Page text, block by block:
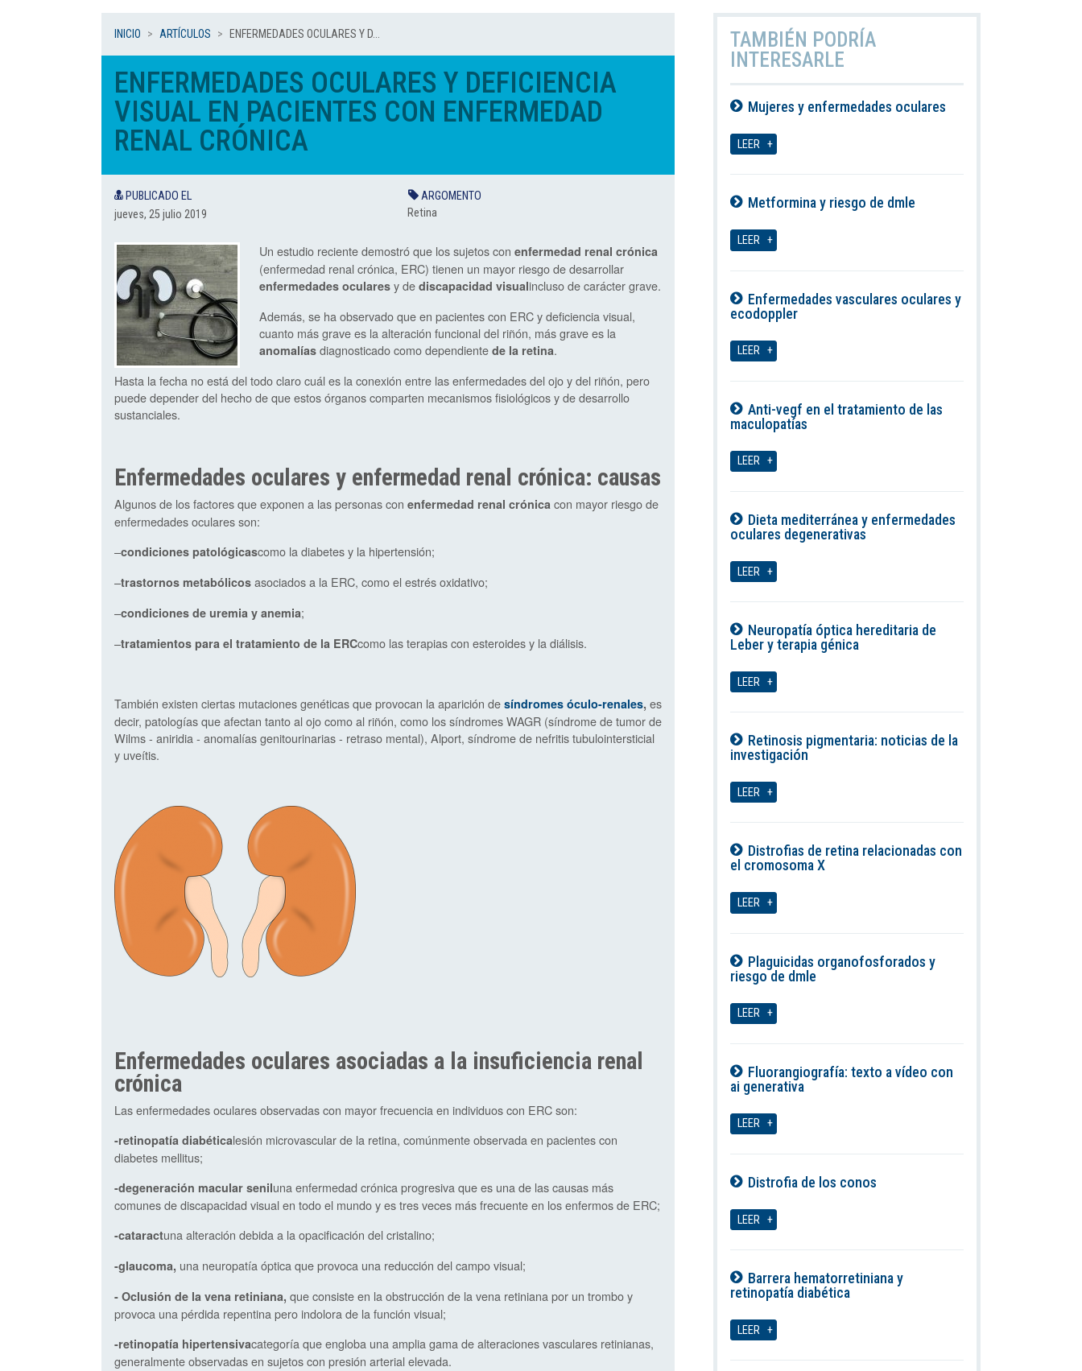
INICIO ARTÍCULOS ENFERMEDADES OCULARES Y D...
ENFERMEDADES OCULARES Y DEFICIENCIA
VISUAL EN PACIENTES CON ENFERMEDAD
RENAL CRÓNICA
PUBLICADO EL
jueves, 25 julio 2019
ARGOMENTO
Retina
Un estudio reciente demostró que los sujetos con enfermedad renal crónica
(enfermedad renal crónica, ERC) tienen un mayor riesgo de desarrollar
enfermedades oculares y de discapacidad visualincluso de carácter grave.
Además, se ha observado que en pacientes con ERC y deficiencia visual,
cuanto más grave es la alteración funcional del riñón, más grave es la
anomalías diagnosticado como dependiente de la retina.
Hasta la fecha no está del todo claro cuál es la conexión entre las enfermedades del ojo y del riñón, pero
puede depender del hecho de que estos órganos comparten mecanismos fisiológicos y de desarrollo
sustanciales.
Enfermedades oculares y enfermedad renal crónica: causas
Algunos de los factores que exponen a las personas con enfermedad renal crónica con mayor riesgo de
enfermedades oculares son:
–condiciones patológicascomo la diabetes y la hipertensión;
–trastornos metabólicos asociados a la ERC, como el estrés oxidativo;
–condiciones de uremia y anemia;
–tratamientos para el tratamiento de la ERCcomo las terapias con esteroides y la diálisis.
También existen ciertas mutaciones genéticas que provocan la aparición de síndromes óculo-renales, es
decir, patologías que afectan tanto al ojo como al riñón, como los síndromes WAGR (síndrome de tumor de
Wilms - aniridia - anomalías genitourinarias - retraso mental), Alport, síndrome de nefritis tubulointersticial
y uveítis.
Enfermedades oculares asociadas a la insuficiencia renal
crónica
Las enfermedades oculares observadas con mayor frecuencia en individuos con ERC son:
-retinopatía diabéticalesión microvascular de la retina, comúnmente observada en pacientes con
diabetes mellitus;
-degeneración macular seniluna enfermedad crónica progresiva que es una de las causas más
comunes de discapacidad visual en todo el mundo y es tres veces más frecuente en los enfermos de ERC;
-cataractuna alteración debida a la opacificación del cristalino;
-glaucoma, una neuropatía óptica que provoca una reducción del campo visual;
- Oclusión de la vena retiniana, que consiste en la obstrucción de la vena retiniana por un trombo y
provoca una pérdida repentina pero indolora de la función visual;
-retinopatía hipertensivacategoría que engloba una amplia gama de alteraciones vasculares retinianas,
generalmente observadas en sujetos con presión arterial elevada.
TAMBIÉN PODRÍA
INTERESARLE
Mujeres y enfermedades oculares
LEER
Metformina y riesgo de dmle
LEER
Enfermedades vasculares oculares y
ecodoppler
LEER
Anti-vegf en el tratamiento de las
maculopatías
LEER
Dieta mediterránea y enfermedades
oculares degenerativas
LEER
Neuropatía óptica hereditaria de
Leber y terapia génica
LEER
Retinosis pigmentaria: noticias de la
investigación
LEER
Distrofias de retina relacionadas con
el cromosoma X
LEER
Plaguicidas organofosforados y
riesgo de dmle
LEER
Fluorangiografía: texto a vídeo con
ai generativa
LEER
Distrofia de los conos
LEER
Barrera hematorretiniana y
retinopatía diabética
LEER